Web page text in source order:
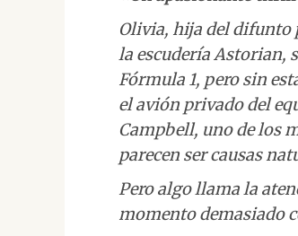
Olivia, hija del difunto
la escudería Astorian,
Fórmula 1, pero sin
el avión privado del
Campbell, uno de los
parecen ser causas
Pero algo llama la
momento demasiado